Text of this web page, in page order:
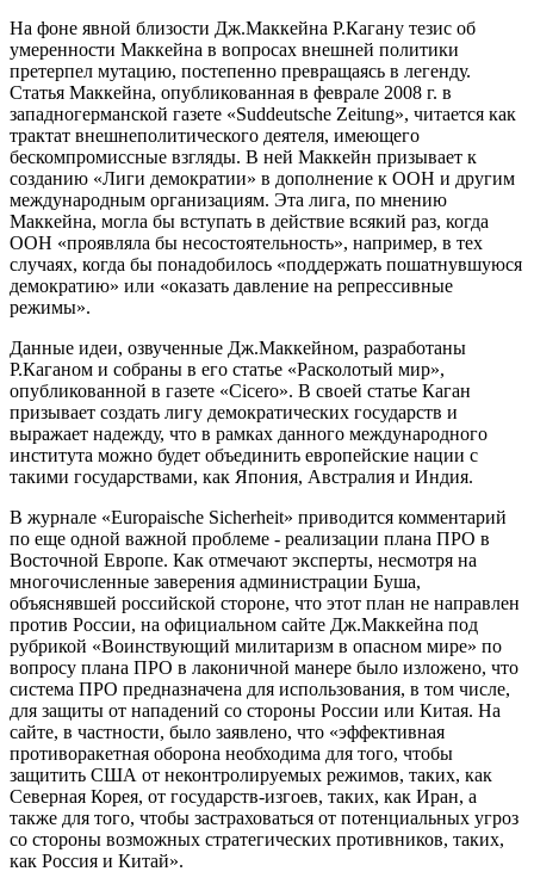
На фоне явной близости Дж.Маккейна Р.Кагану тезис об
умеренности Маккейна в вопросах внешней политики
претерпел мутацию, постепенно превращаясь в легенду.
Статья Маккейна, опубликованная в феврале 2008 г. в
западногерманской газете «Suddeutsche Zeitung», читается как
трактат внешнеполитического деятеля, имеющего
бескомпромиссные взгляды. В ней Маккейн призывает к
созданию «Лиги демократии» в дополнение к ООН и другим
международным организациям. Эта лига, по мнению
Маккейна, могла бы вступать в действие всякий раз, когда
ООН «проявляла бы несостоятельность», например, в тех
случаях, когда бы понадобилось «поддержать пошатнувшуюся
демократию» или «оказать давление на репрессивные
режимы».
Данные идеи, озвученные Дж.Маккейном, разработаны
Р.Каганом и собраны в его статье «Расколотый мир»,
опубликованной в газете «Cicero». В своей статье Каган
призывает создать лигу демократических государств и
выражает надежду, что в рамках данного международного
института можно будет объединить европейские нации с
такими государствами, как Япония, Австралия и Индия.
В журнале «Europaische Sicherheit» приводится комментарий
по еще одной важной проблеме - реализации плана ПРО в
Восточной Европе. Как отмечают эксперты, несмотря на
многочисленные заверения администрации Буша,
объяснявшей российской стороне, что этот план не направлен
против России, на официальном сайте Дж.Маккейна под
рубрикой «Воинствующий милитаризм в опасном мире» по
вопросу плана ПРО в лаконичной манере было изложено, что
система ПРО предназначена для использования, в том числе,
для защиты от нападений со стороны России или Китая. На
сайте, в частности, было заявлено, что «эффективная
противоракетная оборона необходима для того, чтобы
защитить США от неконтролируемых режимов, таких, как
Северная Корея, от государств-изгоев, таких, как Иран, а
также для того, чтобы застраховаться от потенциальных угроз
со стороны возможных стратегических противников, таких,
как Россия и Китай».